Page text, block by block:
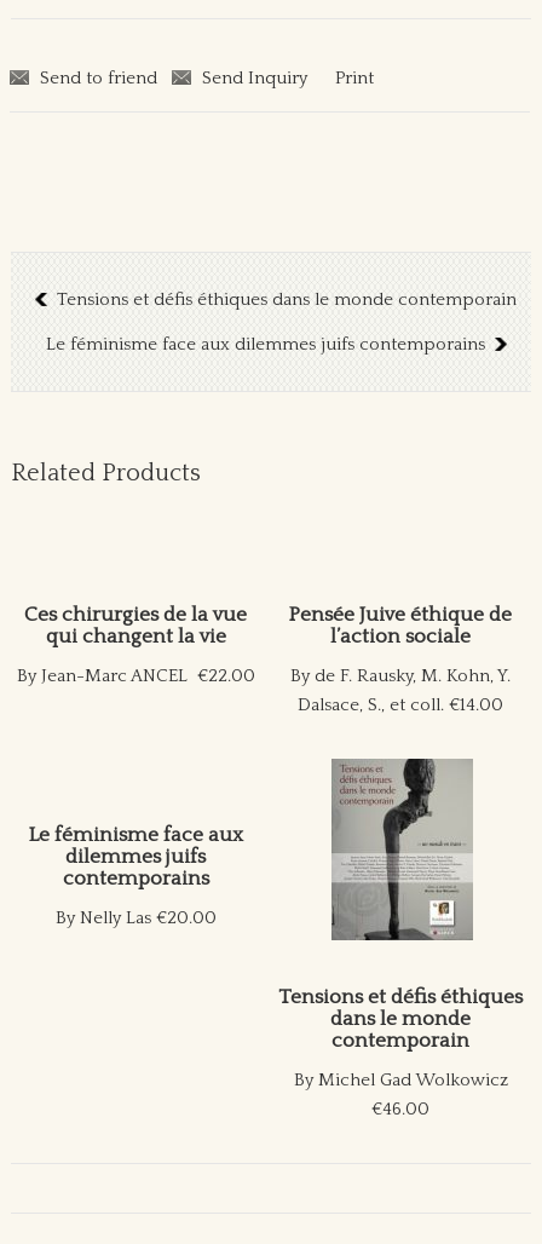
Send to friend Send Inquiry Print
Tensions et défis éthiques dans le monde contemporain
Le féminisme face aux dilemmes juifs contemporains
Related Products
Ces chirurgies de la vue
qui changent la vie
By Jean-Marc ANCEL €22.00
Pensée Juive éthique de
l’action sociale
By de F. Rausky, M. Kohn, Y.
Dalsace, S., et coll.€14.00
Le féminisme face aux
dilemmes juifs
contemporains
By Nelly Las €20.00
Tensions et défis éthiques
dans le monde
contemporain
By Michel Gad Wolkowicz
€46.00